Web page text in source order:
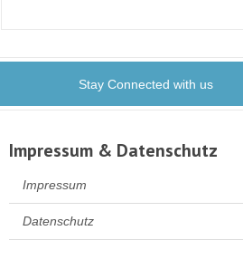
Stay Connected with us
Impressum & Datenschutz
Impressum
Datenschutz